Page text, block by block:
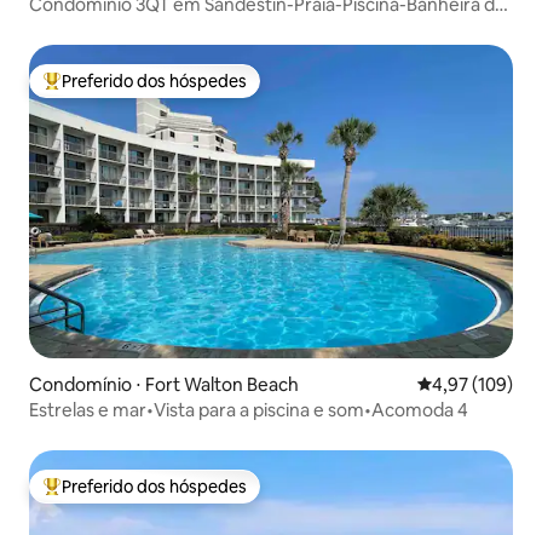
Entre os melhores preferidos dos hóspedes
Preferido dos hóspedes
Condomínio ⋅ Fort Walton Beach 4,97 de uma
4,97 (109)
Estrelas e mar•Vista para a piscina e som•Acomoda 4
Entre os melhores preferidos dos hóspedes
Preferido dos hóspedes